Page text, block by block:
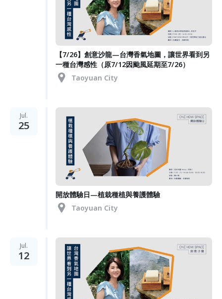
【7/26】創意沙龍—台灣香氣地圖，讓世界看到另
一種台灣感性（原7/12因颱風延期至7/26）
Taoyuan City
Jul.
25
開放體驗日—植栽種植與養護體驗
Taoyuan City
Jul.
12